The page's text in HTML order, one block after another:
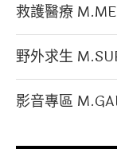
救護醫療
野外求生
影音專區